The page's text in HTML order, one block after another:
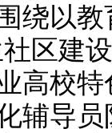
绕以
区建
高校
辅导